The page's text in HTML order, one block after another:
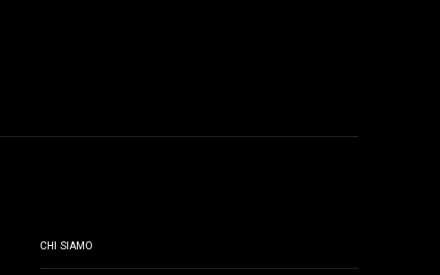
CHI SIAMO